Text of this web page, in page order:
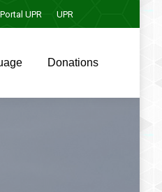
Portal UPR UPR
Donations